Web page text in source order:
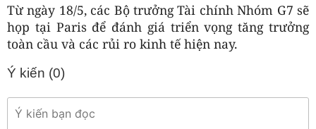
Từ ngày 18/5, các Bộ trưởng Tài chính Nhóm G7 sẽ
họp tại Paris để đánh giá triển vọng tăng trưởng
toàn cầu và các rủi ro kinh tế hiện nay.
Ý kiến (0)